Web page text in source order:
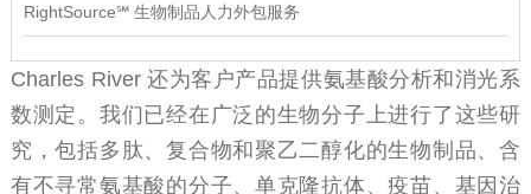
RightSource℠ 生物制品人力外包服务
Charles River 还为客户产品提供氨基酸分析和消光系
数测定。我们已经在广泛的生物分子上进行了这些研
究，包括多肽、复合物和聚乙二醇化的生物制品、含
有不寻常氨基酸的分子、单克隆抗体、疫苗、基因治